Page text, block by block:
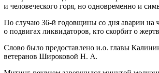
и человеческого горя, но одновременно и
По случаю 36-й годовщины со дня аварии на
о подвигах ликвидаторов, кто скорбит о
Слово было предоставлено и.о. главы
ветеранов Широковой Н. А.